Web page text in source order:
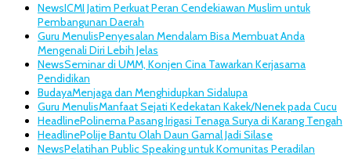
NewsICMI Jatim Perkuat Peran Cendekiawan Muslim untuk
Pembangunan Daerah
Guru MenulisPenyesalan Mendalam Bisa Membuat Anda
Mengenali Diri Lebih Jelas
NewsSeminar di UMM, Konjen Cina Tawarkan Kerjasama
Pendidikan
BudayaMenjaga dan Menghidupkan Sidalupa
Guru MenulisManfaat Sejati Kedekatan Kakek/Nenek pada Cucu
HeadlinePolinema Pasang Irigasi Tenaga Surya di Karang Tengah
HeadlinePolije Bantu Olah Daun Gamal Jadi Silase
NewsPelatihan Public Speaking untuk Komunitas Peradilan